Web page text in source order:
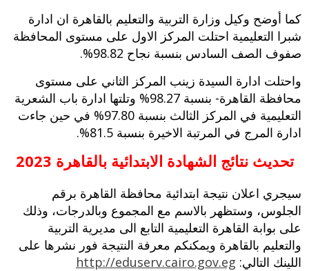
كما أوضح وكيل وزارة التربية والتعليم بالقاهرة ان ادارة
شبرا التعليمية احتلت المركز الاول على مستوى المحافظة
صفوف الصف السادس بنسبة نجاح 98.82%.
واحتلت ادارة السيدة زينب المركز الثاني على مستوى
محافظة القاهرة- بنسبة 98.27% وتلتها ادارة باب الشعرية
التعليمية في المركز الثالث بنسبة 97.80% في حين جاءت
ادارة المرج في المرتبة الاخيرة بنسبة 81.5%.
تحديث نتائج الشهادة الابتدائية بالقاهرة 2023
سيجري اعلان نتيجة ابتدائية محافظة القاهرة برقم
الجلوس، وستظهر بالاسم مع المجموع وبالدرجات، وذلك
على بوابة القاهرة التعليمية التابع الى مديرية التربية
والتعليم بالقاهرة ويمكنكم معرفة النتيجة فور نشرها على
اللينك التالي: http://eduserv.cairo.gov.eg